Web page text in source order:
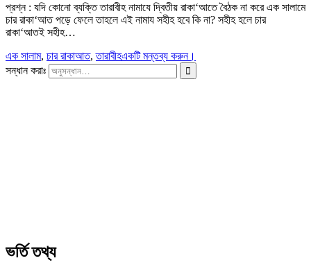
প্রশ্ন : যদি কোনো ব্যক্তি তারাবীহ নামাযে দ্বিতীয় রাকা‘আতে বৈঠক না করে এক সালামে
চার রাকা‘আত পড়ে ফেলে তাহলে এই নামায সহীহ হবে কি না? সহীহ হলে চার
রাকা‘আতই সহীহ…
এক সালাম, চার রাকাআত,তারাবীহএকটি মন্তব্য করুন।
সন্ধান করাঃ
ভর্তি তথ্য